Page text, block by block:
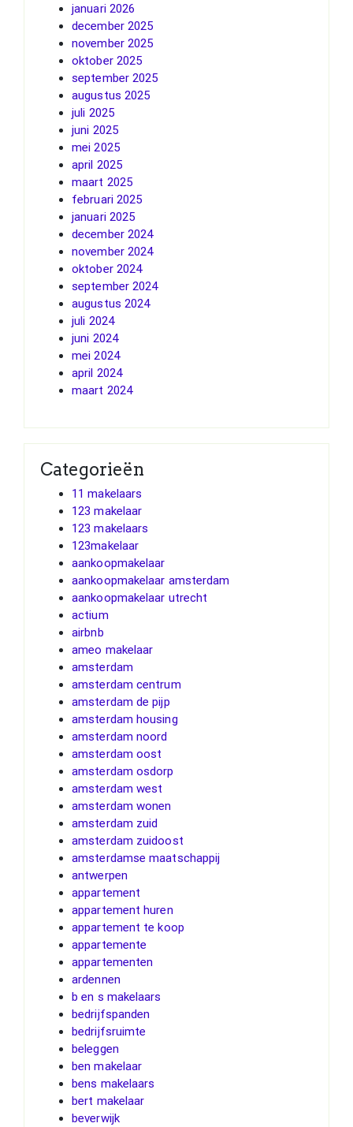
januari 2026
december 2025
november 2025
oktober 2025
september 2025
augustus 2025
juli 2025
juni 2025
mei 2025
april 2025
maart 2025
februari 2025
januari 2025
december 2024
november 2024
oktober 2024
september 2024
augustus 2024
juli 2024
juni 2024
mei 2024
april 2024
maart 2024
Categorieën
11 makelaars
123 makelaar
123 makelaars
123makelaar
aankoopmakelaar
aankoopmakelaar amsterdam
aankoopmakelaar utrecht
actium
airbnb
ameo makelaar
amsterdam
amsterdam centrum
amsterdam de pijp
amsterdam housing
amsterdam noord
amsterdam oost
amsterdam osdorp
amsterdam west
amsterdam wonen
amsterdam zuid
amsterdam zuidoost
amsterdamse maatschappij
antwerpen
appartement
appartement huren
appartement te koop
appartemente
appartementen
ardennen
b en s makelaars
bedrijfspanden
bedrijfsruimte
beleggen
ben makelaar
bens makelaars
bert makelaar
beverwijk